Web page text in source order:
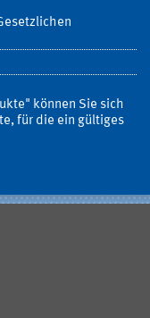
können Sie sich
für die ein gültiges